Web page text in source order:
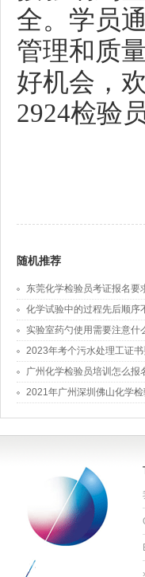
全。学员
管理和质
好机会，
2924检验
随机推荐
东莞化学检验员考证报名要
化学试验中的过程先后顺序
实验室药勺使用需要注意什
2023年考个污水处理工证
广州化学检验员培训怎么报
2021年广州深圳佛山化学